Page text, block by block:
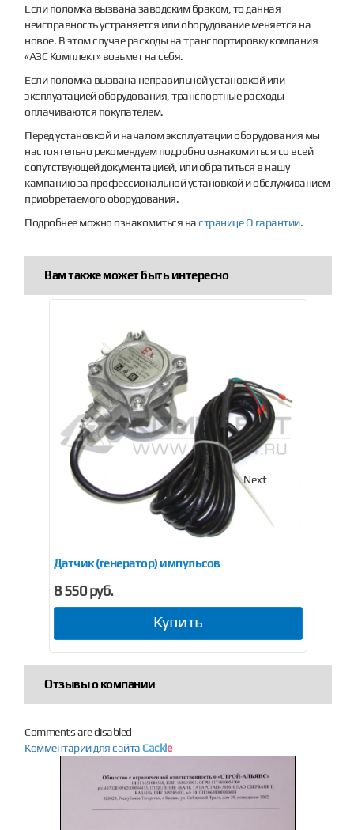
Если поломка вызвана заводским браком, то данная
неисправность устраняется или оборудование меняется на
новое. В этом случае расходы на транспортировку компания
«АЗС Комплект» возьмет на себя.
Если поломка вызвана неправильной установкой или
эксплуатацией оборудования, транспортные расходы
оплачиваются покупателем.
Перед установкой и началом эксплуатации оборудования мы
настоятельно рекомендуем подробно ознакомиться со всей
сопутствующей документацией, или обратиться в нашу
кампанию за профессиональной установкой и обслуживанием
приобретаемого оборудования.
Подробнее можно ознакомиться настранице О гарантии.
Вам также может быть интересно
Previous
Датчик (генератор) импульсов
8 550 руб.
Купить
Next
Отзывы о компании
Comments are disabled
Комментарии для сайта Cackle